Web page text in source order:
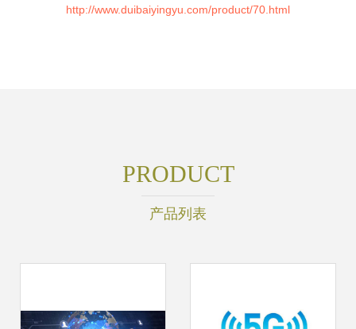
http://www.duibaiyingyu.com/product/70.html
PRODUCT
产品列表